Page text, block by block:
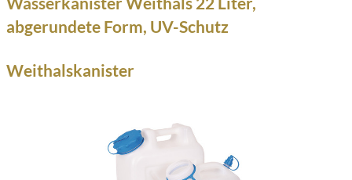
abgerundete Form, UV-Schutz
Weithalskanister